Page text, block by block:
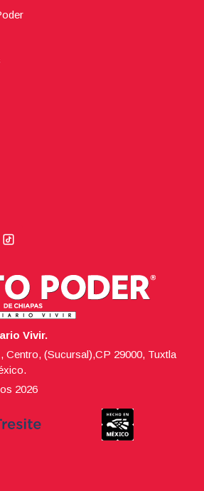
Vivir.
Centro, (Sucursal),CP 29000, Tuxtla
2026